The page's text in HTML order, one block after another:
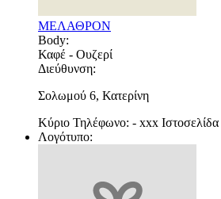
ΜΕΛΑΘΡΟΝ
Body:
Καφέ - Ουζερί
Διεύθυνση:
Σολωμού 6, Κατερίνη
Κύριο Τηλέφωνο: - xxx Ιστοσελίδα
Λογότυπο: